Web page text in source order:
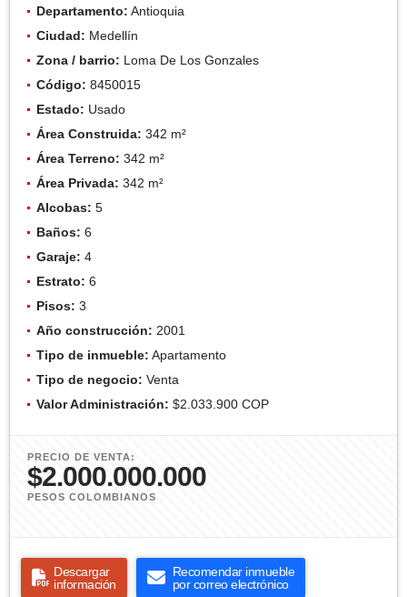
Departamento: Antioquia
Ciudad: Medellín
Zona / barrio: Loma De Los Gonzales
Código: 8450015
Estado: Usado
Área Construida: 342 m²
Área Terreno: 342 m²
Área Privada: 342 m²
Alcobas: 5
Baños: 6
Garaje: 4
Estrato: 6
Pisos: 3
Año construcción: 2001
Tipo de inmueble: Apartamento
Tipo de negocio: Venta
Valor Administración: $2.033.900 COP
PRECIO DE VENTA:
$2.000.000.000
PESOS COLOMBIANOS
Descargar
información
Recomendar inmueble
por correo electrónico